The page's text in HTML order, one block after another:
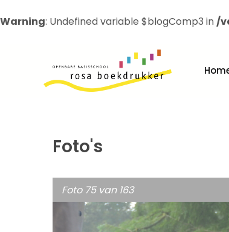
Warning: Undefined variable $blogComp3 in/
Foto's
Foto 75 van 163